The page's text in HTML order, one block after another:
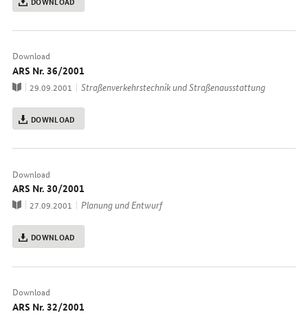
Download
ARS Nr. 36/2001
Publikation
29.09.2001 Thema
Straßenverkehrstechnik und Straßenausstattung
DOWNLOAD
Download
ARS Nr. 30/2001
Publikation
27.09.2001 Thema
Planung und Entwurf
DOWNLOAD
Download
ARS Nr. 32/2001